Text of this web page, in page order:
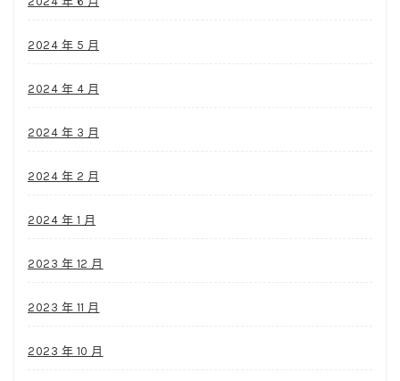
2024 年 5 月
2024 年 4 月
2024 年 3 月
2024 年 2 月
2024 年 1 月
2023 年 12 月
2023 年 11 月
2023 年 10 月